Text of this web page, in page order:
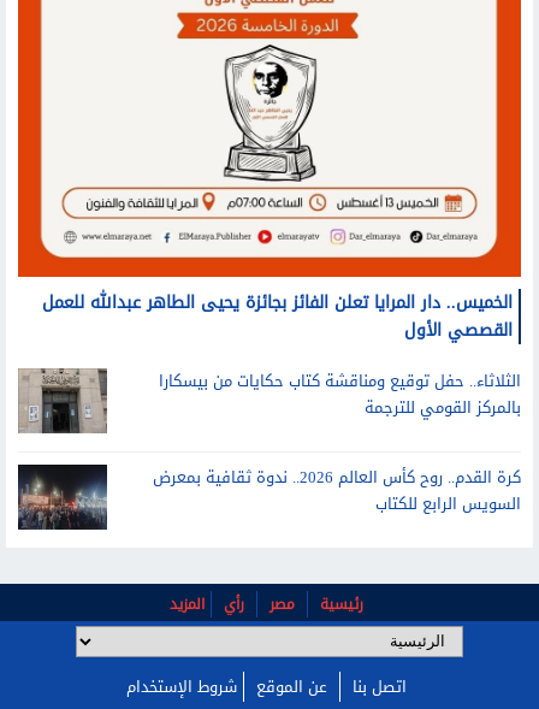
الخميس.. دار المرايا تعلن الفائز بجائزة يحيى الطاهر عبدالله للعمل
القصصي الأول
الثلاثاء.. حفل توقيع ومناقشة كتاب حكايات من بيسكارا
بالمركز القومي للترجمة
السويس الرابع للكتاب
اتصل بنا عن الموقع شروط الإستخدام
بوابة الشروق 2026 - جميع الحقوق محفوظة